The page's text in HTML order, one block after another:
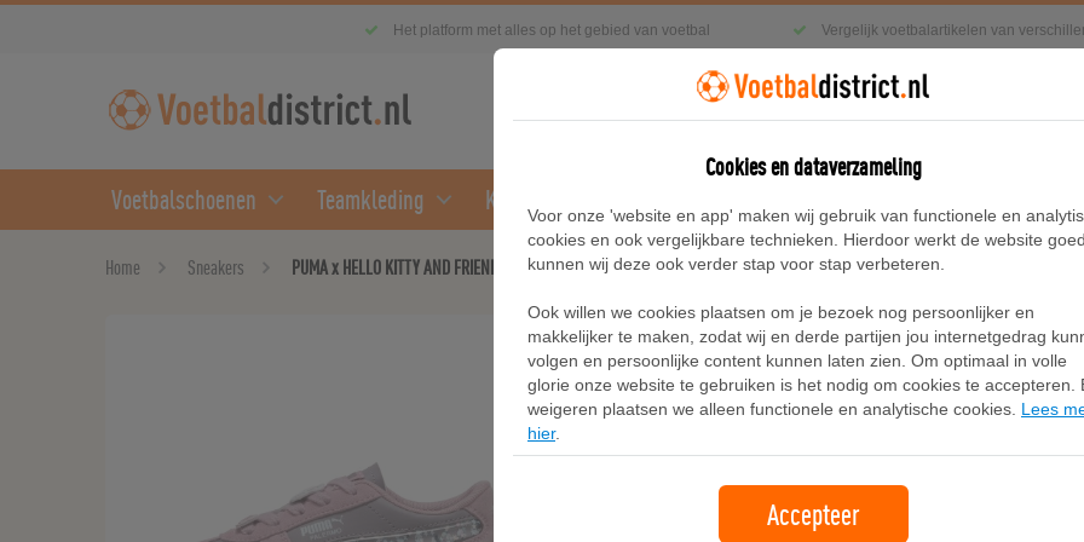
Het platform met alles op het gebied van voetbal Vergelijk voetbalartikelen van
Voetbalschoenen Teamkleding Kleding
Home Sneakers PUMA x HELLO KITTY AND FRIENDS Palermo sneakers voor Dames, Roze
PUMA x HELLO KITTY AND
Roze
Cookies en dataverzameling
Voor onze 'website en app' maken wij gebruik van functionele en
cookies en ook vergelijkbare technieken. Hierdoor werkt de website
kunnen wij deze ook verder stap voor stap verbeteren.
Ook willen we cookies plaatsen om je bezoek nog persoonlijker en
makkelijker te maken, zodat wij en derde partijen jou internetgedrag
volgen en persoonlijke content kunnen laten zien. Om optimaal in volle
glorie onze website te gebruiken is het nodig om cookies te accepteren.
weigeren plaatsen we alleen functionele en analytische cookies. Lees
hier.
Accepteer